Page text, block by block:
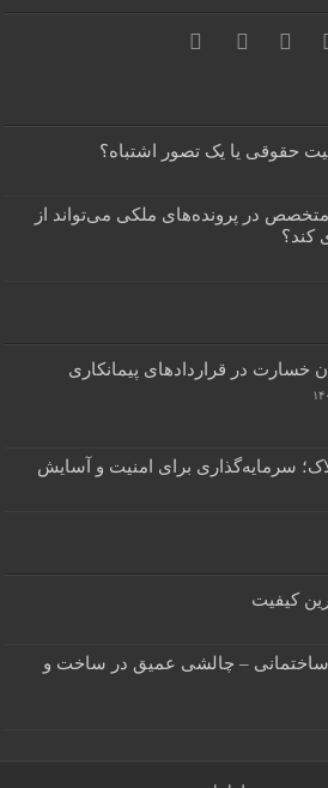
حقوقی یا یک تصور اشتباه؟
در پرونده‌های ملکی می‌تواند از
کند؟
خسارت در قراردادهای پیمانکاری
سرمایه‌گذاری برای امنیت و آسایش
کیفیت
ساختمانی – چالشی عمیق در ساخت و